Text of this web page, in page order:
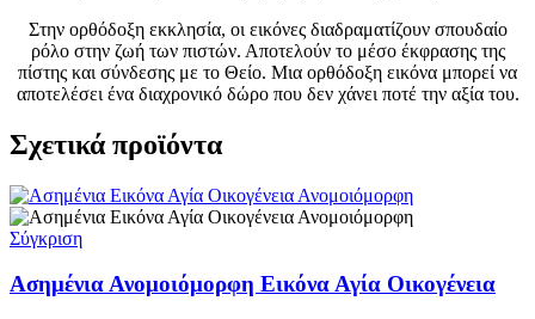
Στην ορθόδοξη εκκλησία, οι εικόνες διαδραματίζουν σπουδαίο
ρόλο στην ζωή των πιστών. Αποτελούν το μέσο έκφρασης της
πίστης και σύνδεσης με το Θείο. Μια ορθόδοξη εικόνα μπορεί να
αποτελέσει ένα διαχρονικό δώρο που δεν χάνει ποτέ την αξία του.
Σχετικά προϊόντα
Σύγκριση
Ασημένια Ανομοιόμορφη Εικόνα Αγία Οικογένεια